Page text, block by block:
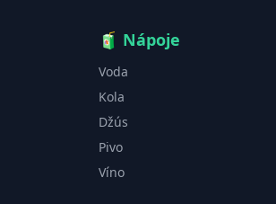
🧃 Nápoje
Voda
Kola
Džús
Pivo
Víno